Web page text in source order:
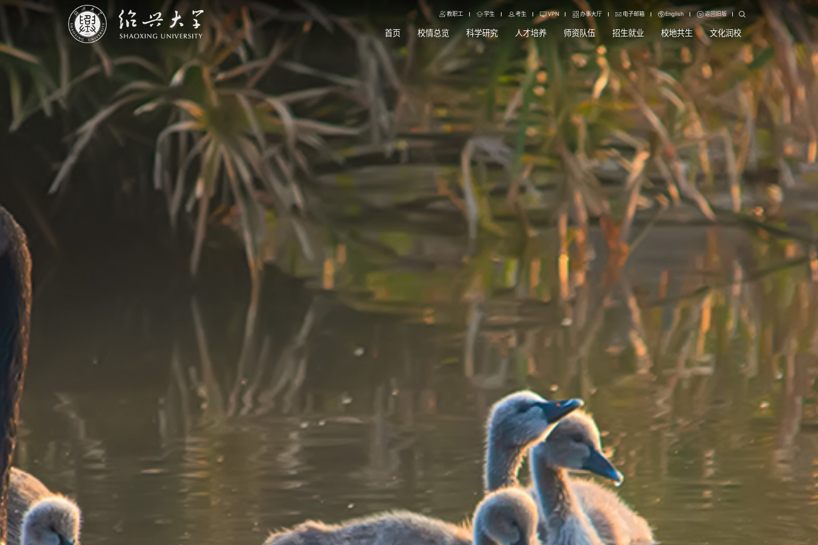
教职工 学生 考生 VPN 办事大厅 电子邮箱 English 返回旧版
首页 校情总览 科学研究 人才培养 师资队伍 招生就业 校地共生 文化润校